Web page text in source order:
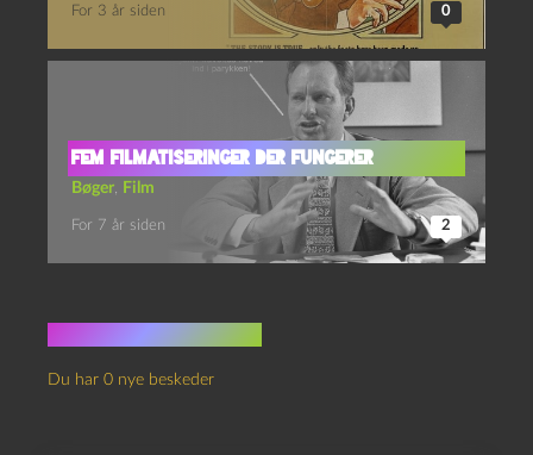
For 3 år siden 0
Fem filmatiseringer der fungerer
Bøger, Film
For 7 år siden 2
Du har 0 nye beskeder